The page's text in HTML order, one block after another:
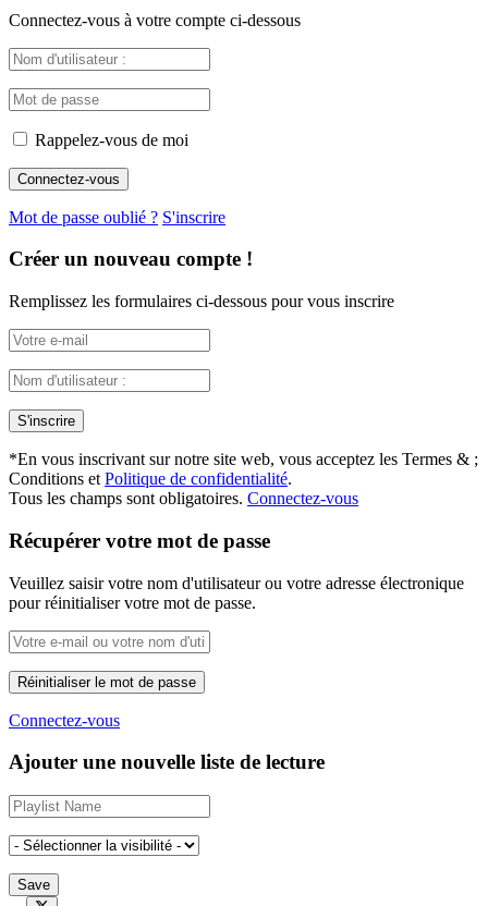
Connectez-vous à votre compte ci-dessous
Rappelez-vous de moi
Mot de passe oublié ? S'inscrire
Créer un nouveau compte !
Remplissez les formulaires ci-dessous pour vous inscrire
*En vous inscrivant sur notre site web, vous acceptez les Termes & ;
Conditions et Politique de confidentialité.
Tous les champs sont obligatoires. Connectez-vous
Récupérer votre mot de passe
Veuillez saisir votre nom d'utilisateur ou votre adresse électronique
pour réinitialiser votre mot de passe.
Connectez-vous
Ajouter une nouvelle liste de lecture